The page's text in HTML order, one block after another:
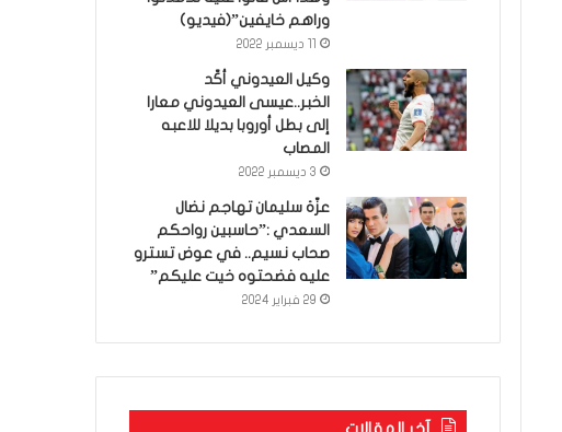
وراهم خايفين”(فيديو)
وكيل العيدوني أكّد
الخبر..عيسى العيدوني معارا
إلى بطل أوروبا بديلا للاعبه
المصاب
3 ديسمبر 2022
عزّة سليمان تهاجم نضال
السعدي :”حاسبين رواحكم
صحاب نسيم.. في عوض تسترو
عليه فضحتوه خيت عليكم”
29 فبراير 2024